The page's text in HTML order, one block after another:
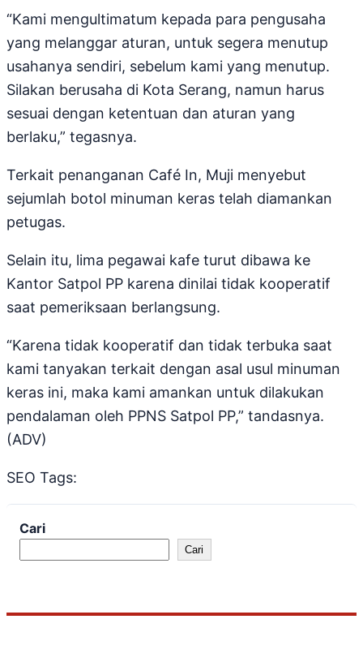
“Kami mengultimatum kepada para pengusaha
yang melanggar aturan, untuk segera menutup
usahanya sendiri, sebelum kami yang menutup.
Silakan berusaha di Kota Serang, namun harus
sesuai dengan ketentuan dan aturan yang
berlaku,” tegasnya.
Terkait penanganan Café In, Muji menyebut
sejumlah botol minuman keras telah diamankan
petugas.
Selain itu, lima pegawai kafe turut dibawa ke
Kantor Satpol PP karena dinilai tidak kooperatif
saat pemeriksaan berlangsung.
“Karena tidak kooperatif dan tidak terbuka saat
kami tanyakan terkait dengan asal usul minuman
keras ini, maka kami amankan untuk dilakukan
pendalaman oleh PPNS Satpol PP,” tandasnya.
(ADV)
SEO Tags:
Cari
Cari